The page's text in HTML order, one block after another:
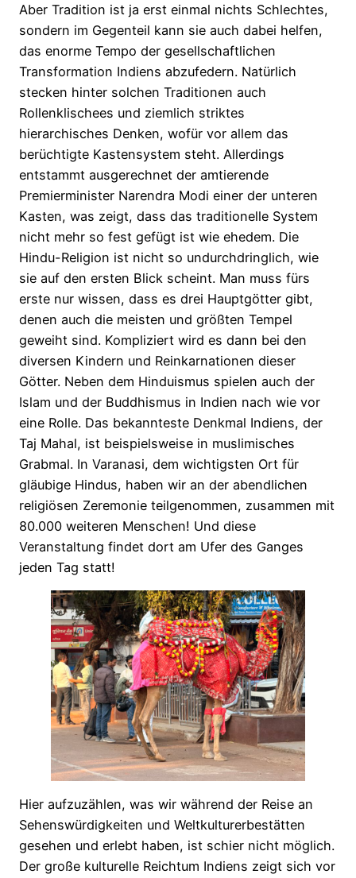
Aber Tradition ist ja erst einmal nichts Schlechtes,
sondern im Gegenteil kann sie auch dabei helfen,
das enorme Tempo der gesellschaftlichen
Transformation Indiens abzufedern. Natürlich
stecken hinter solchen Traditionen auch
Rollenklischees und ziemlich striktes
hierarchisches Denken, wofür vor allem das
berüchtigte Kastensystem steht. Allerdings
entstammt ausgerechnet der amtierende
Premierminister Narendra Modi einer der unteren
Kasten, was zeigt, dass das traditionelle System
nicht mehr so fest gefügt ist wie ehedem. Die
Hindu-Religion ist nicht so undurchdringlich, wie
sie auf den ersten Blick scheint. Man muss fürs
erste nur wissen, dass es drei Hauptgötter gibt,
denen auch die meisten und größten Tempel
geweiht sind. Kompliziert wird es dann bei den
diversen Kindern und Reinkarnationen dieser
Götter. Neben dem Hinduismus spielen auch der
Islam und der Buddhismus in Indien nach wie vor
eine Rolle. Das bekannteste Denkmal Indiens, der
Taj Mahal, ist beispielsweise in muslimisches
Grabmal. In Varanasi, dem wichtigsten Ort für
gläubige Hindus, haben wir an der abendlichen
religiösen Zeremonie teilgenommen, zusammen mit
80.000 weiteren Menschen! Und diese
Veranstaltung findet dort am Ufer des Ganges
jeden Tag statt!
Hier aufzuzählen, was wir während der Reise an
Sehenswürdigkeiten und Weltkulturerbestätten
gesehen und erlebt haben, ist schier nicht möglich.
Der große kulturelle Reichtum Indiens zeigt sich vor